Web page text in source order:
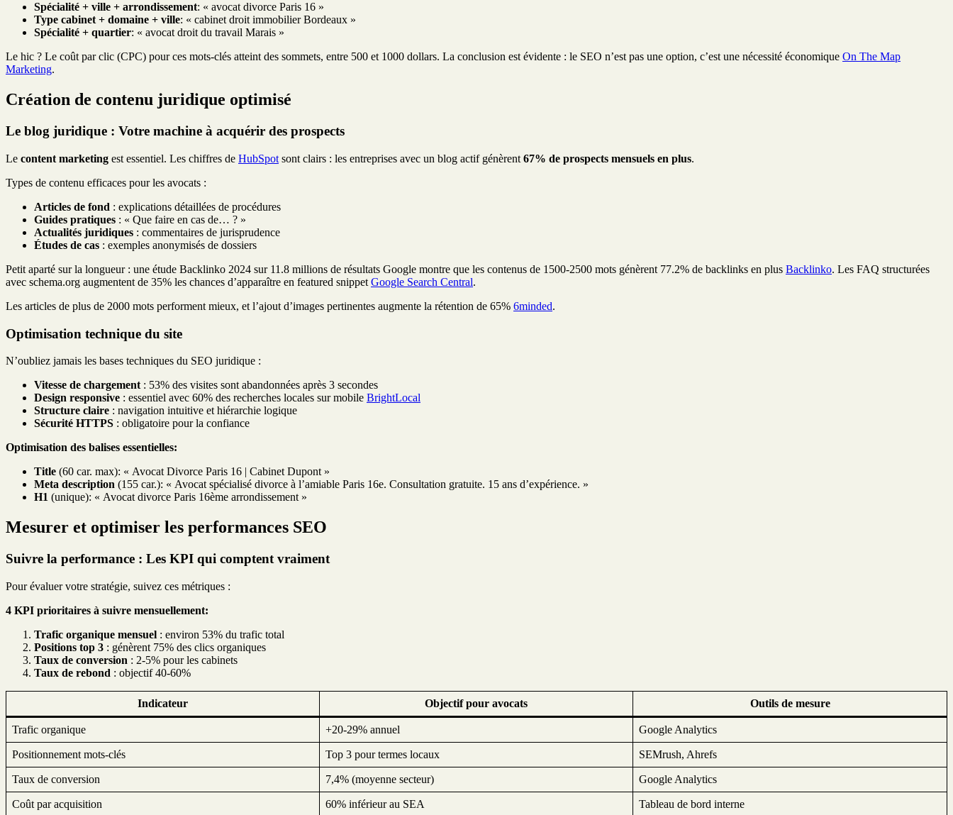
Spécialité + ville + arrondissement: « avocat divorce Paris 16 »
Type cabinet + domaine + ville: « cabinet droit immobilier Bordeaux »
Spécialité + quartier: « avocat droit du travail Marais »
Le hic ? Le coût par clic (CPC) pour ces mots-clés atteint des sommets, entre 500 et 1000 dollars. La conclusion est évidente : le SEO n’est pas une option, c’est une nécessité économique On The Map
Marketing.
Création de contenu juridique optimisé
Le blog juridique : Votre machine à acquérir des prospects
Le content marketing est essentiel. Les chiffres de HubSpot sont clairs : les entreprises avec un blog actif génèrent 67% de prospects mensuels en plus.
Types de contenu efficaces pour les avocats :
Articles de fond : explications détaillées de procédures
Guides pratiques : « Que faire en cas de… ? »
Actualités juridiques : commentaires de jurisprudence
Études de cas : exemples anonymisés de dossiers
Petit aparté sur la longueur : une étude Backlinko 2024 sur 11.8 millions de résultats Google montre que les contenus de 1500-2500 mots génèrent 77.2% de backlinks en plus Backlinko. Les FAQ structurées
avec schema.org augmentent de 35% les chances d’apparaître en featured snippet Google Search Central.
Les articles de plus de 2000 mots performent mieux, et l’ajout d’images pertinentes augmente la rétention de 65% 6minded.
Optimisation technique du site
N’oubliez jamais les bases techniques du SEO juridique :
Vitesse de chargement : 53% des visites sont abandonnées après 3 secondes
Design responsive : essentiel avec 60% des recherches locales sur mobile BrightLocal
Structure claire : navigation intuitive et hiérarchie logique
Sécurité HTTPS : obligatoire pour la confiance
Optimisation des balises essentielles:
Title (60 car. max): « Avocat Divorce Paris 16 | Cabinet Dupont »
Meta description (155 car.): « Avocat spécialisé divorce à l’amiable Paris 16e. Consultation gratuite. 15 ans d’expérience. »
H1 (unique): « Avocat divorce Paris 16ème arrondissement »
Mesurer et optimiser les performances SEO
Suivre la performance : Les KPI qui comptent vraiment
Pour évaluer votre stratégie, suivez ces métriques :
4 KPI prioritaires à suivre mensuellement:
Trafic organique mensuel : environ 53% du trafic total
Positions top 3 : génèrent 75% des clics organiques
Taux de conversion : 2-5% pour les cabinets
Taux de rebond : objectif 40-60%
Indicateur Objectif pour avocats Outils de mesure
Trafic organique +20-29% annuel Google Analytics
Positionnement mots-clés Top 3 pour termes locaux SEMrush, Ahrefs
Taux de conversion 7,4% (moyenne secteur) Google Analytics
Coût par acquisition 60% inférieur au SEA Tableau de bord interne